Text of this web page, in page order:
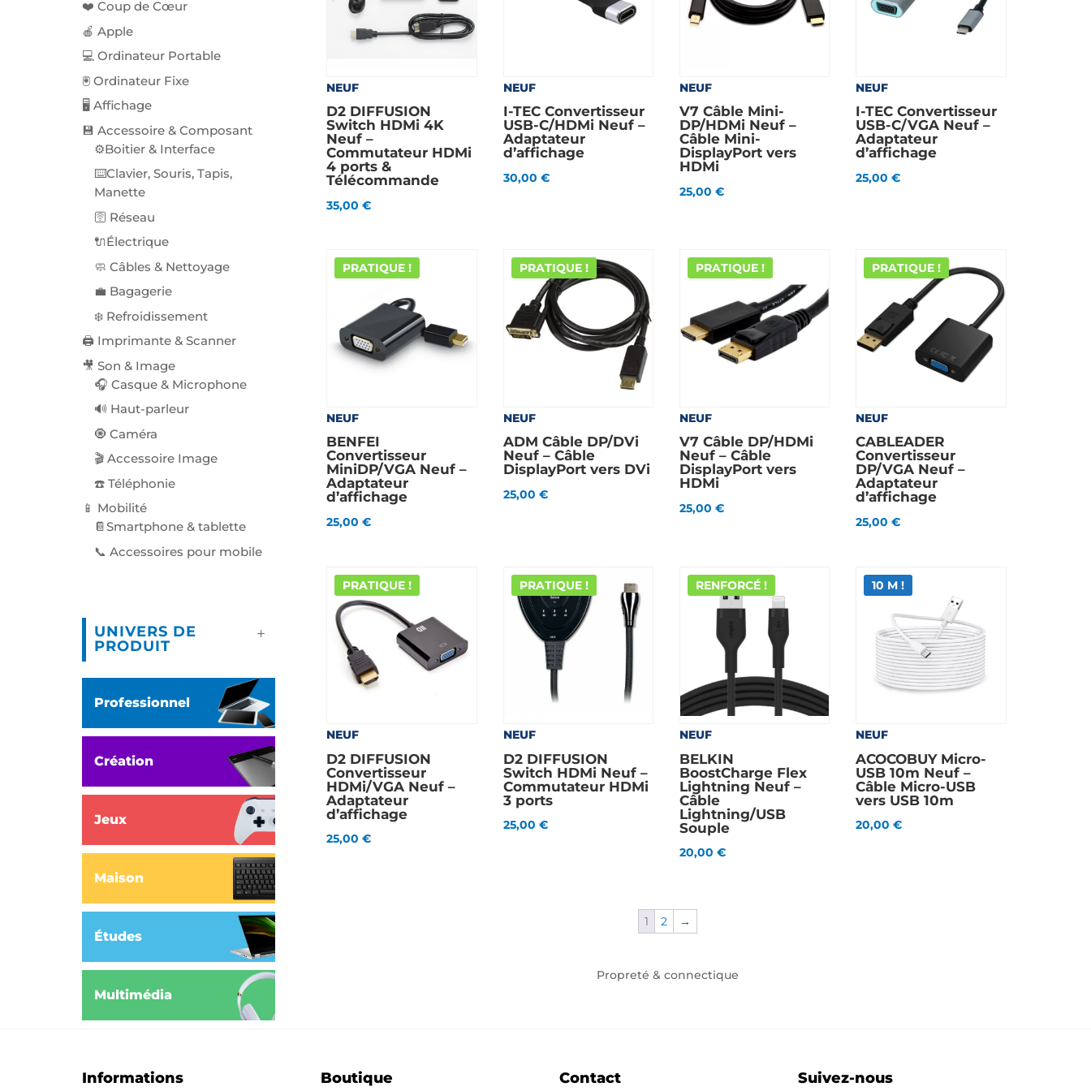
❤️ Coup de Cœur
🍎 Apple
💻 Ordinateur Portable
🖲️ Ordinateur Fixe
🖥️ Affichage
💾 Accessoire & Composant
⚙️Boitier & Interface
⌨️Clavier, Souris, Tapis,
Manette
🛜 Réseau
🔌Électrique
🧼 Câbles & Nettoyage
💼 Bagagerie
❄️ Refroidissement
🖨️ Imprimante & Scanner
🎥 Son & Image
🎧 Casque & Microphone
🔊 Haut-parleur
🧿 Caméra
🎬 Accessoire Image
☎️ Téléphonie
📱 Mobilité
📔Smartphone & tablette
📞 Accessoires pour mobile
UNIVERS DE
PRODUIT
Professionnel
Création
Jeux
Maison
Études
Multimédia
NEUF
D2 DIFFUSION
Switch HDMi 4K
Neuf –
Commutateur HDMi
4 ports &
Télécommande
35,00€
NEUF
I-TEC Convertisseur
USB-C/HDMi Neuf –
Adaptateur
d’affichage
30,00 €
NEUF
V7 Câble Mini-
DP/HDMi Neuf –
Câble Mini-
DisplayPort vers
HDMi
25,00 €
NEUF
I-TEC Convertisseur
USB-C/VGA Neuf –
Adaptateur
d’affichage
25,00€
PRATIQUE !
NEUF
BENFEI
Convertisseur
MiniDP/VGA Neuf –
Adaptateur
d’affichage
25,00€
PRATIQUE !
NEUF
ADM Câble DP/DVi
Neuf – Câble
DisplayPort vers DVi
25,00 €
PRATIQUE !
NEUF
V7 Câble DP/HDMi
Neuf – Câble
DisplayPort vers
HDMi
25,00 €
PRATIQUE !
NEUF
CABLEADER
Convertisseur
DP/VGA Neuf –
Adaptateur
d’affichage
25,00€
PRATIQUE !
NEUF
D2 DIFFUSION
Convertisseur
HDMi/VGA Neuf –
Adaptateur
d’affichage
25,00€
PRATIQUE !
NEUF
D2 DIFFUSION
Switch HDMi Neuf –
Commutateur HDMi
3 ports
25,00 €
RENFORCÉ !
NEUF
BELKIN
BoostCharge Flex
Lightning Neuf –
Câble
Lightning/USB
Souple
20,00 €
10 M !
NEUF
ACOCOBUY Micro-
USB 10m Neuf –
Câble Micro-USB
vers USB 10m
20,00€
1 2 →
Propreté & connectique
Informations Boutique Contact Suivez-nous